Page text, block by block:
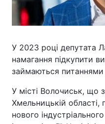
У 2023 році депутата
намагання підкупити
займаються питаннями
У місті Волочиськ, що
Хмельницькій області,
нового